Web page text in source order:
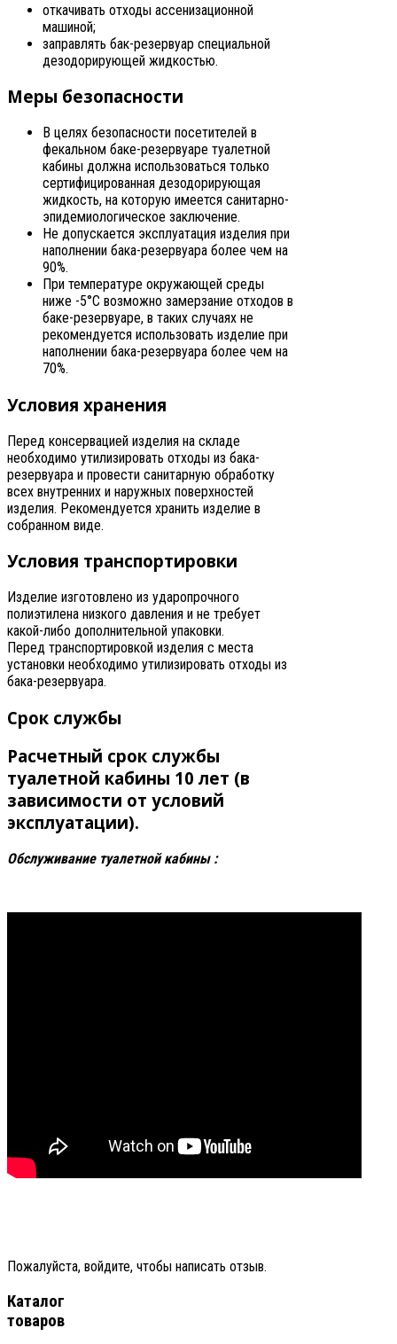
откачивать отходы ассенизационной
машиной;
заправлять бак-резервуар специальной
дезодорирующей жидкостью.
Меры безопасности
В целях безопасности посетителей в
фекальном баке-резервуаре туалетной
кабины должна использоваться только
сертифицированная дезодорирующая
жидкость, на которую имеется санитарно-
эпидемиологическое заключение.
Не допускается эксплуатация изделия при
наполнении бака-резервуара более чем на
90%.
При температуре окружающей среды
ниже -5°С возможно замерзание отходов в
баке-резервуаре, в таких случаях не
рекомендуется использовать изделие при
наполнении бака-резервуара более чем на
70%.
Условия хранения
Перед консервацией изделия на складе
необходимо утилизировать отходы из бака-
резервуара и провести санитарную обработку
всех внутренних и наружных поверхностей
изделия. Рекомендуется хранить изделие в
собранном виде.
Условия транспортировки
Изделие изготовлено из ударопрочного
полиэтилена низкого давления и не требует
какой-либо дополнительной упаковки.
Перед транспортировкой изделия с места
установки необходимо утилизировать отходы из
бака-резервуара.
Срок службы
Расчетный срок службы
туалетной кабины 10 лет (в
зависимости от условий
эксплуатации).
Обслуживание туалетной кабины :
Пожалуйста, войдите, чтобы написать отзыв.
Каталог
товаров